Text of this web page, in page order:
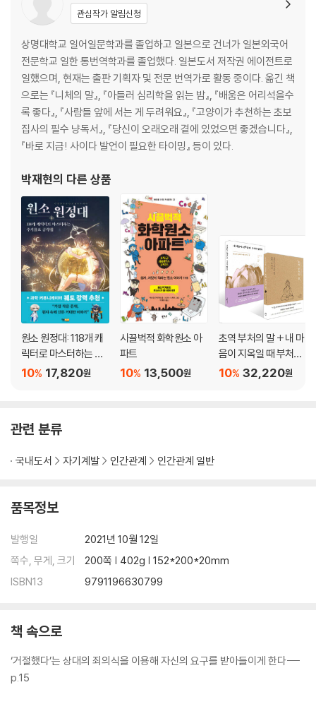
관심작가 알림신청
상명대학교 일어일문학과를 졸업하고 일본으로 건너가 일본외국어
전문학교 일한 통번역학과를 졸업했다. 일본도서 저작권 에이전트로
일했으며, 현재는 출판 기획자 및 전문 번역가로 활동 중이다. 옮긴 책
으로는 『니체의 말』, 『아들러 심리학을 읽는 밤』, 『배움은 어리석을수
록 좋다』, 『사람들 앞에 서는 게 두려워요』, 『고양이가 추천하는 초보
집사의 필수 냥독서』, 『당신이 오래오래 곁에 있었으면 좋겠습니다』,
『바로 지금! 사이다 발언이 필요한 타이밍』 등이 있다.
박재현의 다른 상품
원소 원정대: 118개 캐
릭터로 마스터하는 주
기율표 공략집
17,820원
10%
시끌벅적 화학원소 아
파트
13,500원
10%
초역 부처의 말 + 내 마
음이 지옥일 때 부처가
말했다 세트32,220원
10%
관련 분류
국내도서 자기계발 인간관계 인간관계 일반
품목정보
발행일
2021년 10월 12일
쪽수, 무게, 크기
200쪽 | 402g | 152*200*20mm
ISBN13
9791196630799
책 속으로
‘거절했다’는 상대의 죄의식을 이용해 자신의 요구를 받아들이게 한다---
p.15